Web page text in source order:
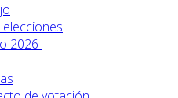
2026-